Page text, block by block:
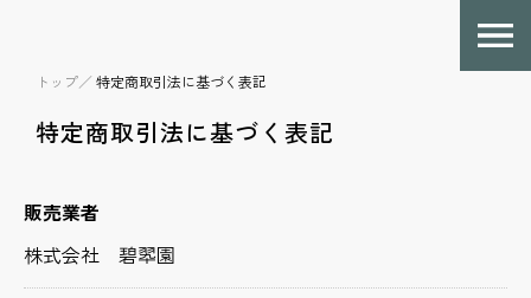
トップ／ 特定商取引法に基づく表記
特定商取引法に基づく表記
販売業者
株式会社 碧翆園